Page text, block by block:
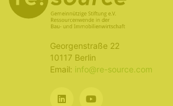
Georgenstraße 22
10117 Berlin
Email: info@re-source.com